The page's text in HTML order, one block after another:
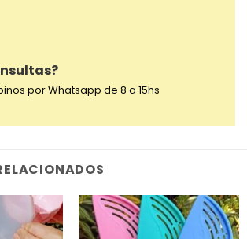
por Whatsapp de 8 a 15hs